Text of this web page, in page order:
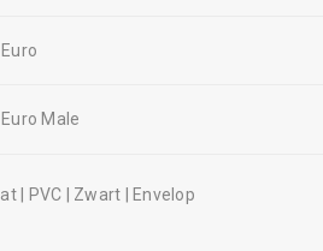
Euro
Euro Male